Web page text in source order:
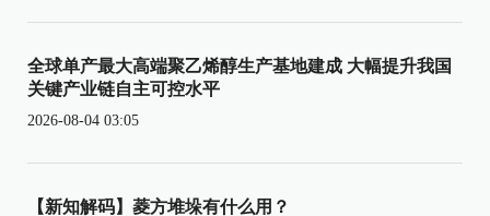
全球单产最大高端聚乙烯醇生产基地建成 大幅提升我国
关键产业链自主可控水平
2026-08-04 03:05
【新知解码】菱方堆垛有什么用？